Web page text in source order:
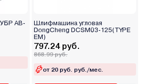
AB-
Шлифмашина угловая
DongCheng DCSM03-125(TYPE
EM)
797.24 руб.
868.99 руб.
от 20 руб. руб./мес.